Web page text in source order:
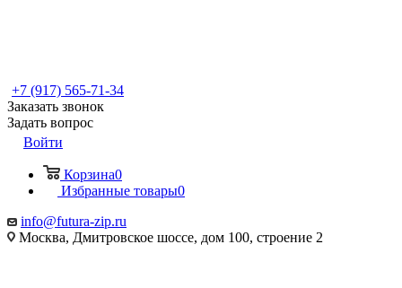
+7 (917) 565-71-34
Заказать звонок
Задать вопрос
Войти
Корзина0
Избранные товары0
info@futura-zip.ru
Москва, Дмитровское шоссе, дом 100, строение 2